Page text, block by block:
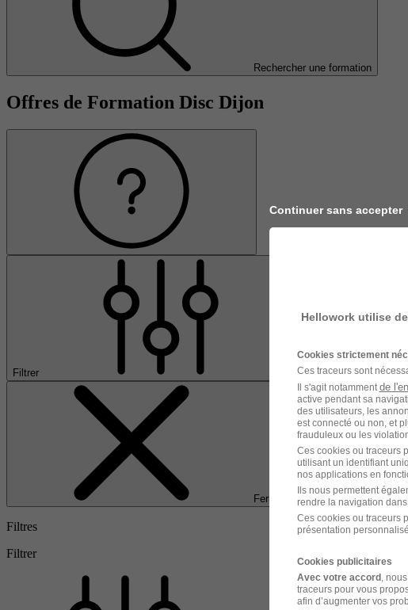
Rechercher une formation
Offres de Formation Disc Dijon
Filtrer
Fermer
Filtres
Filtrer
Continuer sans accepter
Hellowork utilise
Cookies strictement
Ces traceurs sont
Il s'agit notamment de
active pendant sa
des utilisateurs, les
est connecté ou non, et
frauduleux ou les
Ces cookies ou traceurs
utilisant un identifiant
nos applications en
Ils nous permettent
rendre la navigation
Ces cookies ou traceurs
présentation
Cookies publicitaires
Avec votre accord,
traceurs pour vous
afin d’augmenter vos